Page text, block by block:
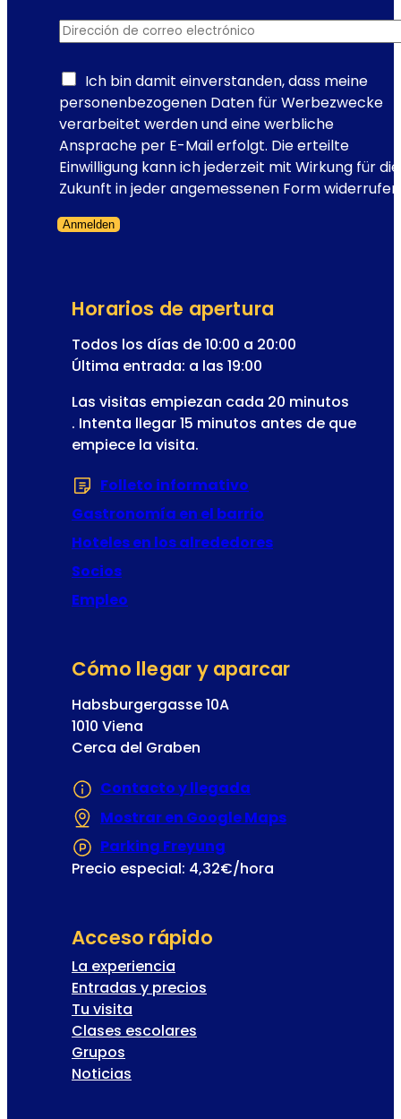
e
u
b
a
n
o
a
E
a
?
Dirección de correo electrónico
Ich bin damit einverstanden, dass meine
personenbezogenen Daten für Werbezwecke
verarbeitet werden und eine werbliche
Ansprache per E-Mail erfolgt. Die erteilte
Einwilligung kann ich jederzeit mit Wirkung für die
Zukunft in jeder angemessenen Form
Anmelden
Horarios de apertura
Todos los días de 10:00 a 20:00
Última entrada: a las 19:00
Las visitas empiezan cada 20 minutos
. Intenta llegar 15 minutos antes de que
empiece la visita.
Folleto informativo
Gastronomía en el barrio
Hoteles en los alrededores
Socios
Empleo
Cómo llegar y aparcar
Habsburgergasse 10A
1010 Viena
Cerca del Graben
Contacto y llegada
Mostrar en Google Maps
Parking Freyung
Precio especial: 4,32€/hora
Acceso rápido
La experiencia
Entradas y precios
Tu visita
Clases escolares
Grupos
Noticias